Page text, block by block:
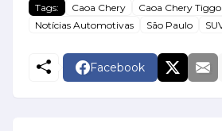
Tags: Caoa Chery Caoa Chery Tiggo
Notícias Automotivas
São Paulo
Facebook